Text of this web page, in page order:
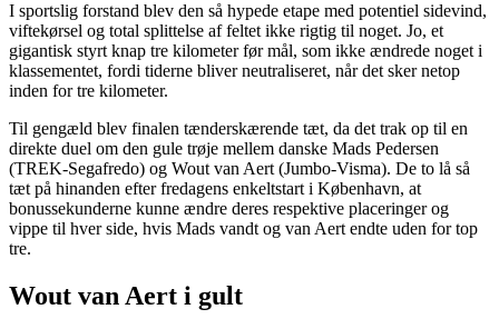
I sportslig forstand blev den så hypede etape med potentiel sidevind,
viftekørsel og total splittelse af feltet ikke rigtig til noget. Jo, et
gigantisk styrt knap tre kilometer før mål, som ikke ændrede noget i
klassementet, fordi tiderne bliver neutraliseret, når det sker netop
inden for tre kilometer.
Til gengæld blev finalen tænderskærende tæt, da det trak op til en
direkte duel om den gule trøje mellem danske Mads Pedersen
(TREK-Segafredo) og Wout van Aert (Jumbo-Visma). De to lå så
tæt på hinanden efter fredagens enkeltstart i København, at
bonussekunderne kunne ændre deres respektive placeringer og
vippe til hver side, hvis Mads vandt og van Aert endte uden for top
tre.
Wout van Aert i gult